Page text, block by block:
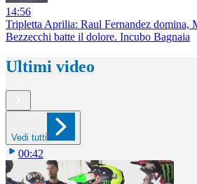
14:56
Tripletta Aprilia: Raul Fernandez domina,
Bezzecchi batte il dolore. Incubo Bagnaia
Ultimi video
Vedi tutti
00:42